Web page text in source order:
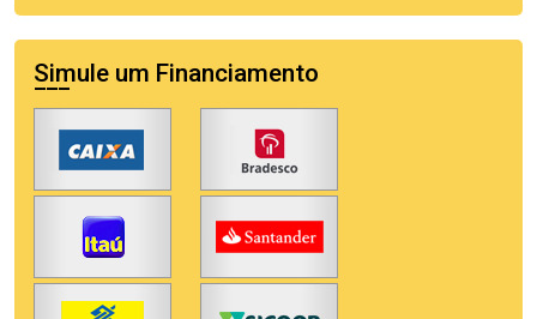
Simule um Financiamento